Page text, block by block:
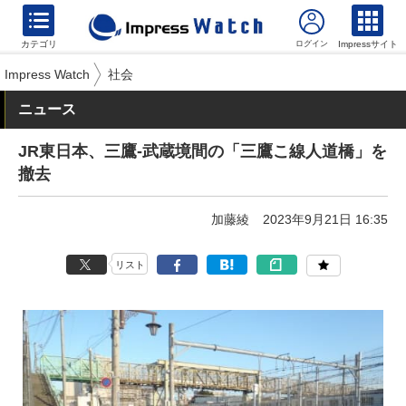
カテゴリ Impressサイト
Impress Watch 社会
ニュース
JR東日本、三鷹-武蔵境間の「三鷹こ線人道橋」を
撤去
加藤綾 2023年9月21日 16:35
リスト